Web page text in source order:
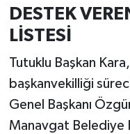
DESTEK
LİSTESİ
Tutuklu Başkan
başkanvekilliği
Genel Başkanı
Manavgat Belediye